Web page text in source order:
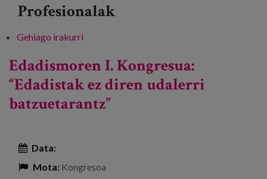
Profesionalak
Gehiago irakurri
Edadismoren I. Kongresua:
“Edadistak ez diren udalerri
batzuetarantz”
Data:
Mota: Kongresoa